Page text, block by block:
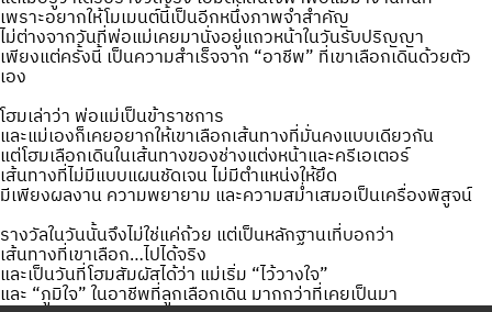
เพราะอยากให้โมเมนต์นี้เป็นอีกหนึ่งภาพจำสำคัญ
ไม่ต่างจากวันที่พ่อแม่เคยมานั่งอยู่แถวหน้าในวันรับปริญญา
เพียงแต่ครั้งนี้ เป็นความสำเร็จจาก “อาชีพ” ที่เขาเลือกเดินด้วยตัว
เอง
โฮมเล่าว่า พ่อแม่เป็นข้าราชการ
และแม่เองก็เคยอยากให้เขาเลือกเส้นทางที่มั่นคงแบบเดียวกัน
แต่โฮมเลือกเดินในเส้นทางของช่างแต่งหน้าและครีเอเตอร์
เส้นทางที่ไม่มีแบบแผนชัดเจน ไม่มีตำแหน่งให้ยึด
มีเพียงผลงาน ความพยายาม และความสม่ำเสมอเป็นเครื่องพิสูจน์
รางวัลในวันนั้นจึงไม่ใช่แค่ถ้วย แต่เป็นหลักฐานเที่บอกว่า
เส้นทางที่เขาเลือก…ไปได้จริง
และเป็นวันที่โฮมสัมผัสได้ว่า แม่เริ่ม “ไว้วางใจ”
และ “ภูมิใจ” ในอาชีพที่ลูกเลือกเดิน มากกว่าที่เคยเป็นมา